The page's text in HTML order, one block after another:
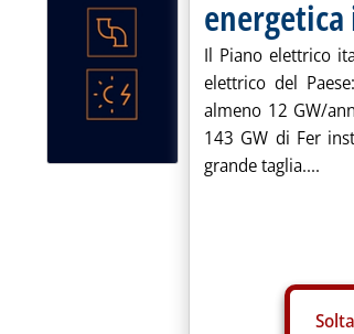
Il Piano elettrico
elettrico del
almeno 12 GW/
143 GW di Fer
grande taglia....